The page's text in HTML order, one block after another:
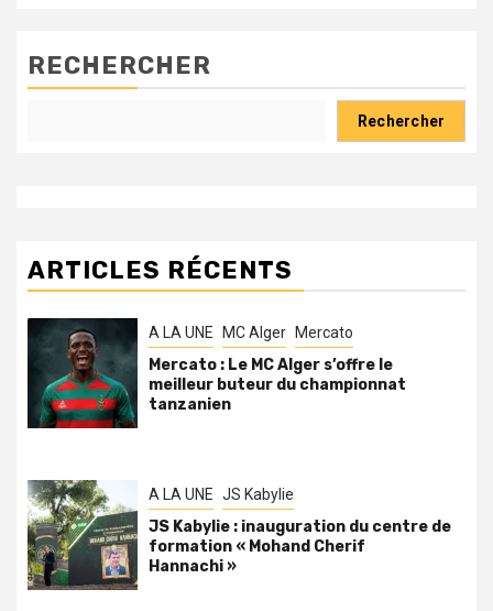
RECHERCHER
Rechercher
ARTICLES RÉCENTS
A LA UNE MC Alger Mercato
Mercato : Le MC Alger s’offre le
meilleur buteur du championnat
tanzanien
A LA UNE JS Kabylie
JS Kabylie : inauguration du centre de
formation « Mohand Cherif
Hannachi »